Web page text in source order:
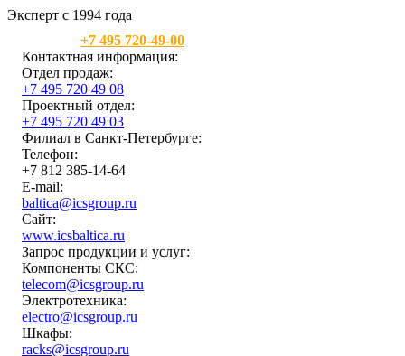
Эксперт с 1994 года
+7 495 720-49-00
Контактная информация:
Отдел продаж:
+7 495 720 49 08
Проектный отдел:
+7 495 720 49 03
Филиал в Санкт-Петербурге:
Телефон:
+7 812 385-14-64
E-mail:
baltica@icsgroup.ru
Сайт:
www.icsbaltica.ru
Запрос продукции и услуг:
Компоненты СКС:
telecom@icsgroup.ru
Электротехника:
electro@icsgroup.ru
Шкафы:
racks@icsgroup.ru